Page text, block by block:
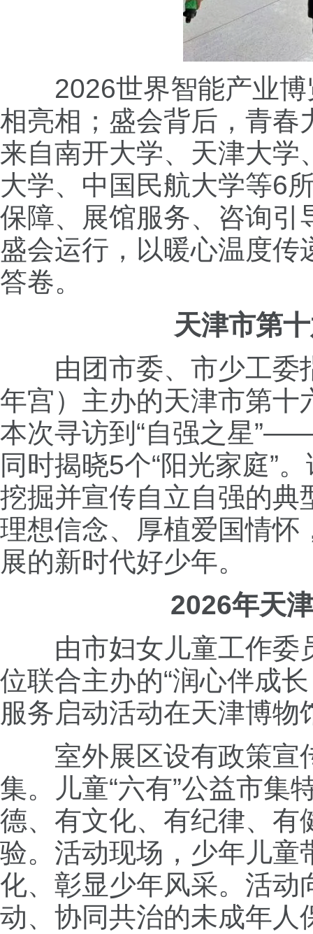
2026世界智能产业
相亮相；盛会背后，青春
来自南开大学、天津大学
大学、中国民航大学等6
保障、展馆服务、咨询引
盛会运行，以暖心温度传
答卷。
天津市第
由团市委、市少工委
年宫）主办的天津市第十
本次寻访到“自强之星
同时揭晓5个“阳光家庭”
挖掘并宣传自立自强的典
理想信念、厚植爱国情怀
展的新时代好少年。
2026年天
由市妇女儿童工作委
位联合主办的“润心伴成
服务启动活动在天津博物
室外展区设有政策宣
集。儿童“六有”公益市集
德、有文化、有纪律、有
验。活动现场，少年儿童
化、彰显少年风采。活动
动、协同共治的未成年人